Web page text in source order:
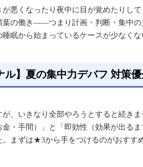
悪くなったり夜中に目が覚めたりし
葉の働き——つまり計画・判断・集中
眠から始まっているケースが少なく
ル】夏の集中力デバフ 対策
、いきなり全部やろうとすると続き
・手間）」と「即効性（効果が出る
まずは★3から手をつけるのがおすす